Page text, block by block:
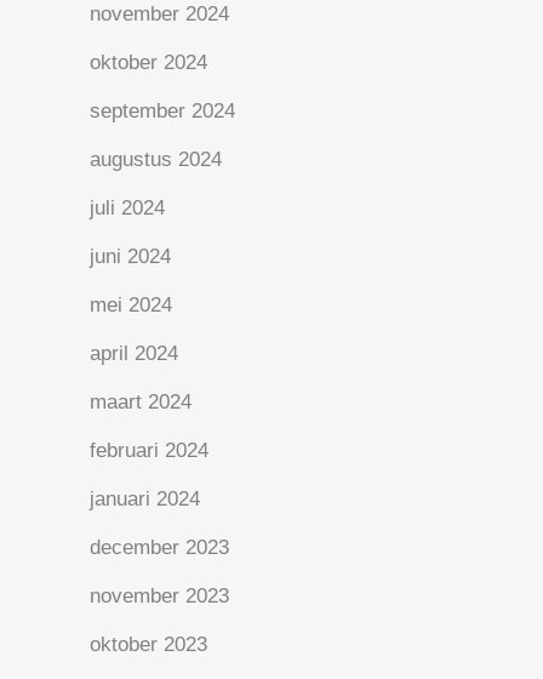
november 2024
oktober 2024
september 2024
augustus 2024
juli 2024
juni 2024
mei 2024
april 2024
maart 2024
februari 2024
januari 2024
december 2023
november 2023
oktober 2023